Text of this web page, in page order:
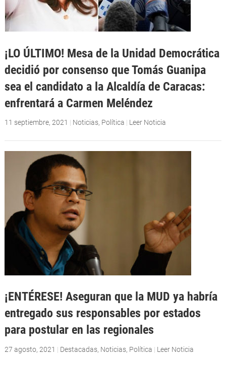
¡LO ÚLTIMO! Mesa de la Unidad Democrática
decidió por consenso que Tomás Guanipa
sea el candidato a la Alcaldía de Caracas:
enfrentará a Carmen Meléndez
11 septiembre, 2021 | Noticias, Política | Leer Noticia
¡ENTÉRESE! Aseguran que la MUD ya habría
entregado sus responsables por estados
para postular en las regionales
27 agosto, 2021 | Destacadas, Noticias, Política | Leer Noticia